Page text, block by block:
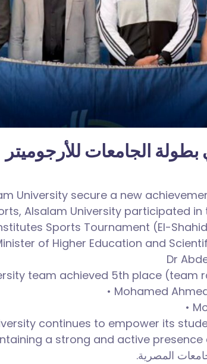
الجامعات للأرجوميتر
University secure a new
Alsalam University participated
Sports Tournament (El-
of Higher Education and
Dr
team achieved 5th place
• Mohamed
•
continues to empower its
a strong and active
المصرية.